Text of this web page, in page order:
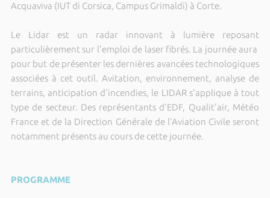
Acquaviva (IUT di Corsica, Campus Grimaldi) à Corte.
Le Lidar est un radar innovant à lumière reposant
particulièrement sur l'emploi de laser fibrés. La journée aura
pour but de présenter les dernières avancées technologiques
associées à cet outil. Avitation, environnement, analyse de
terrains, anticipation d'incendies, le LIDAR s'applique à tout
type de secteur. Des représentants d'EDF, Qualit'air, Météo
France et de la Direction Générale de l'Aviation Civile seront
notamment présents au cours de cette journée.
PROGRAMME